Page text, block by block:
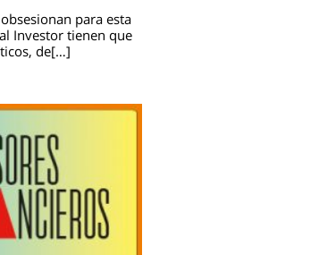
para esta
Investor tienen que
de[…]